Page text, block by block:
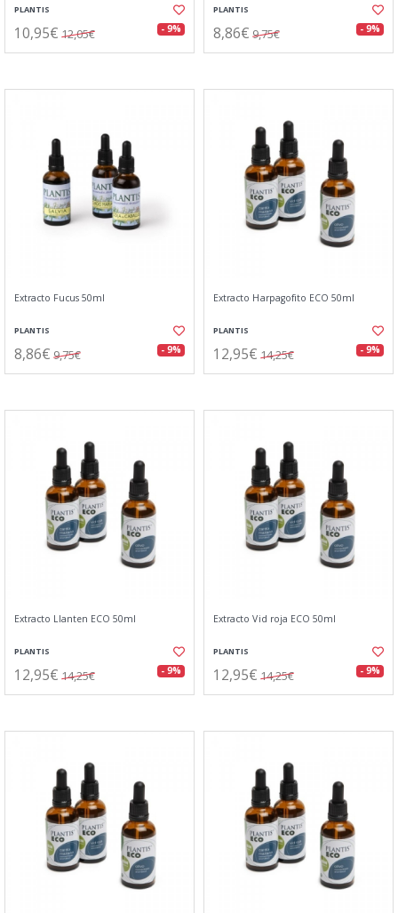
PLANTIS
10,95€ 12,05€ - 9%
PLANTIS
8,86€ 9,75€ - 9%
Extracto Fucus 50ml
PLANTIS
8,86€ 9,75€ - 9%
Extracto Harpagofito ECO 50ml
PLANTIS
12,95€ 14,25€ - 9%
Extracto Llanten ECO 50ml
PLANTIS
12,95€ 14,25€ - 9%
Extracto Vid roja ECO 50ml
PLANTIS
12,95€ 14,25€ - 9%